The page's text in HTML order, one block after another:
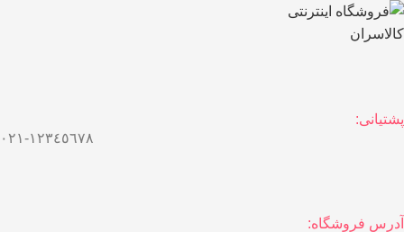
پشتیانی:
١٢٣٤٥٦٧٨-٠٢١
آدرس فروشگاه: